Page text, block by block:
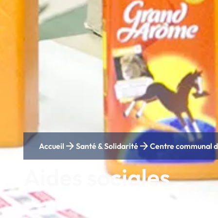
Accueil arrow_forward Santé & Solidarité arrow_forward Centre communal
Aides sociales